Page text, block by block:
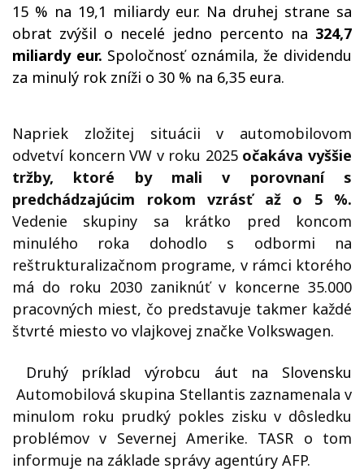
15 % na 19,1 miliardy eur. Na druhej strane sa
obrat zvýšil o necelé jedno percento na 324,7
miliardy eur. Spoločnosť oznámila, že dividendu
za minulý rok zníži o 30 % na 6,35 eura.
Napriek zložitej situácii v automobilovom
odvetví koncern VW v roku 2025 očakáva vyššie
tržby, ktoré by mali v porovnaní s
predchádzajúcim rokom vzrásť až o 5 %.
Vedenie skupiny sa krátko pred koncom
minulého roka dohodlo s odbormi na
reštrukturalizačnom programe, v rámci ktorého
má do roku 2030 zaniknúť v koncerne 35.000
pracovných miest, čo predstavuje takmer každé
štvrté miesto vo vlajkovej značke Volkswagen.
Druhý príklad výrobcu áut na Slovensku
Automobilová skupina Stellantis zaznamenala v
minulom roku prudký pokles zisku v dôsledku
problémov v Severnej Amerike. TASR o tom
informuje na základe správy agentúry AFP.